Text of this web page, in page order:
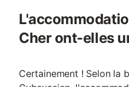
Cher ont-elles
Certainement ! Selon la